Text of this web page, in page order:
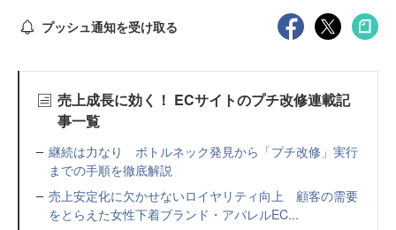
プッシュ通知を受け取る
売上成長に効く！ ECサイトのプチ改修連載記
事一覧
継続は力なり ボトルネック発見から「プチ改修」実行
までの手順を徹底解説
売上安定化に欠かせないロイヤリティ向上 顧客の需要
をとらえた女性下着ブランド・アパレルEC...